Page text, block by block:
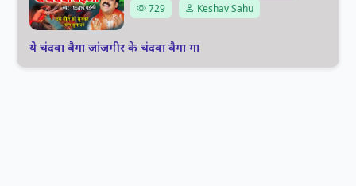
729
Keshav Sahu
ये चंदवा बैगा जांजगीर के चंदवा बैगा गा